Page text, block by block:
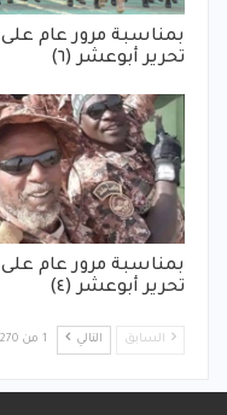
بمناسبة مرور عام على
تحرير أبوعشر (٦)
بمناسبة مرور عام على
تحرير أبوعشر (٤)
السابق التالي 1 من 270